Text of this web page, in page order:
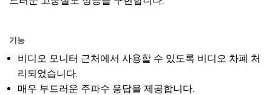
기능
비디오 모니터 근처에서 사용할 수 있도록 비디오 차폐 처
리되었습니다.
매우 부드러운 주파수 응답을 제공합니다.